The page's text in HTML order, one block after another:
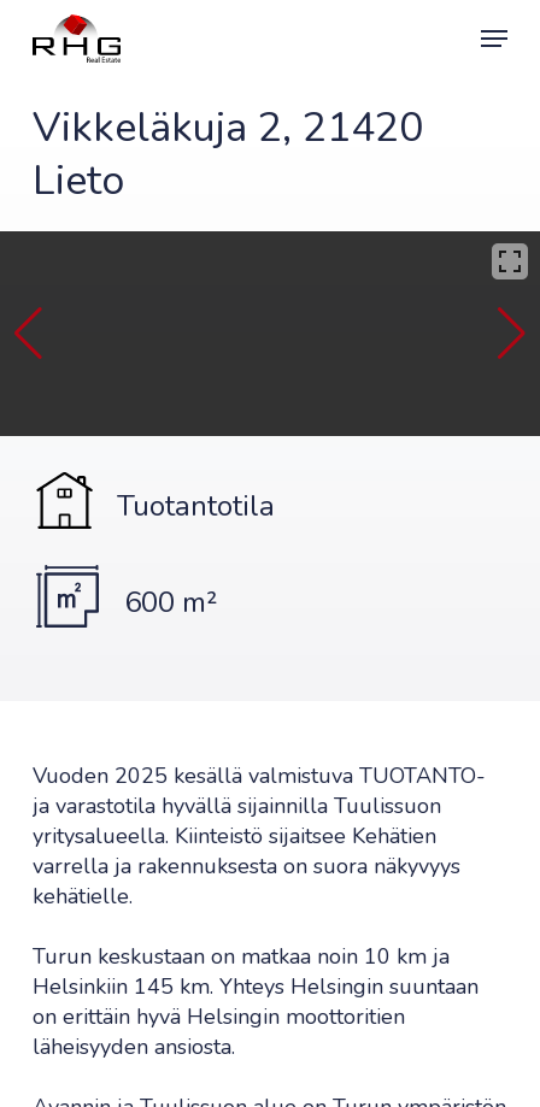
Menu
Vikkeläkuja 2, 21420
Lieto
Tuotantotila
600 m²
Vuoden 2025 kesällä valmistuva TUOTANTO-
ja varastotila hyvällä sijainnilla Tuulissuon
yritysalueella. Kiinteistö sijaitsee Kehätien
varrella ja rakennuksesta on suora näkyvyys
kehätielle.
Turun keskustaan on matkaa noin 10 km ja
Helsinkiin 145 km. Yhteys Helsingin suuntaan
on erittäin hyvä Helsingin moottoritien
läheisyyden ansiosta.